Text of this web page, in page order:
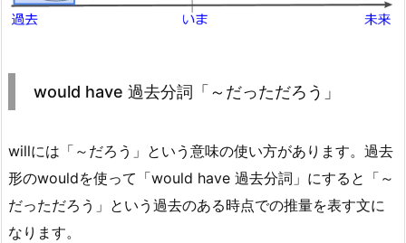
would have 過去分詞「～だっただろう」
willには「～だろう」という意味の使い方があります。過去
形のwouldを使って「would have 過去分詞」にすると「～
だっただろう」という過去のある時点での推量を表す文に
なります。